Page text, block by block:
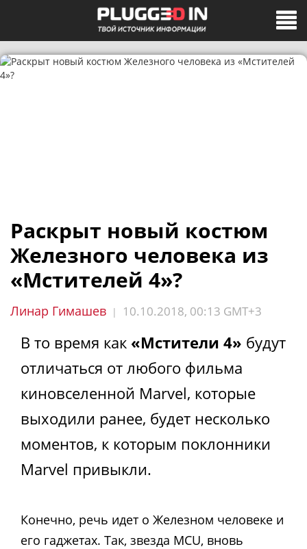
Раскрыт новый костюм
Железного человека из
«Мстителей 4»?
Линар Гимашев | 10.10.2018, 00:13 GMT+3
В то время как «Мстители 4» будут
отличаться от любого фильма
киновселенной Marvel, которые
выходили ранее, будет несколько
моментов, к которым поклонники
Marvel привыкли.
Конечно, речь идет о Железном человеке и
его гаджетах. Так, звезда MCU, вновь